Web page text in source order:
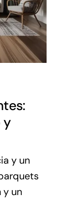
y
y un
y un